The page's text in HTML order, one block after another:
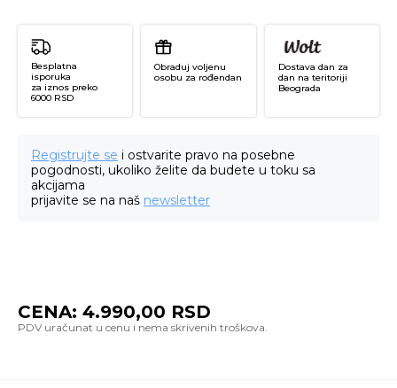
Besplatna
isporuka
za iznos preko
6000 RSD
Obraduj voljenu
osobu za rođendan
Dostava dan za
dan na teritoriji
Beograda
Registrujte se i ostvarite pravo na posebne
pogodnosti, ukoliko želite da budete u toku sa
akcijama
prijavite se na naš newsletter
CENA: 4.990,00 RSD